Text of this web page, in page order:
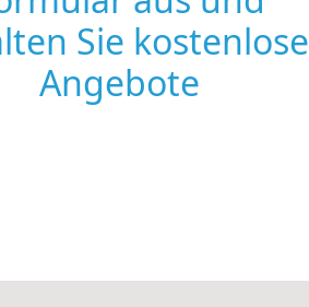
Sie kostenlose
Angebote